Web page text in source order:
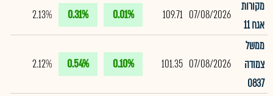
מקורות
אגח 11
07/08/2026
109.71
0.01%
0.31%
2.13%
ממשל
צמודה
0837
07/08/2026
101.35
0.10%
0.54%
2.12%